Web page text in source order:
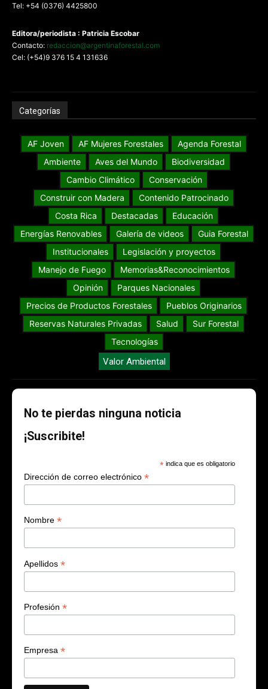
Tel: +54 (0376) 4425800
Editora/periodista : Patricia Escobar
Contacto: redaccion@argentinaforestal.com
Cel: (+54)9 376 15 4 131636
Categorías
AF Joven AF Mujeres Forestales
Agenda Forestal
Ambiente
Aves del Mundo
Biodiversidad
Cambio Climático
Conservación
Construir con Madera
Contenido Patrocinado
Costa Rica
Destacadas
Educación
Energías Renovables
Galería de videos
Guia Forestal
Institucionales
Legislación y proyectos
Manejo de Fuego
Memorias&Reconocimientos
Opinión
Parques Nacionales
Precios de Productos Forestales
Pueblos Originarios
Reservas Naturales Privadas
Salud
Sur Forestal
Tecnologías
Valor Ambiental
No te pierdas ninguna noticia
¡Suscribite!
* indica que es obligatorio
Dirección de correo electrónico *
Nombre *
Apellidos *
Profesión *
Empresa *